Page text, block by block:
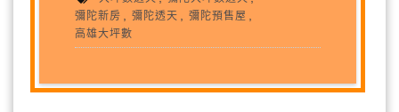
彌陀新房 ,彌陀透天 ,彌陀預售屋
高雄大坪數